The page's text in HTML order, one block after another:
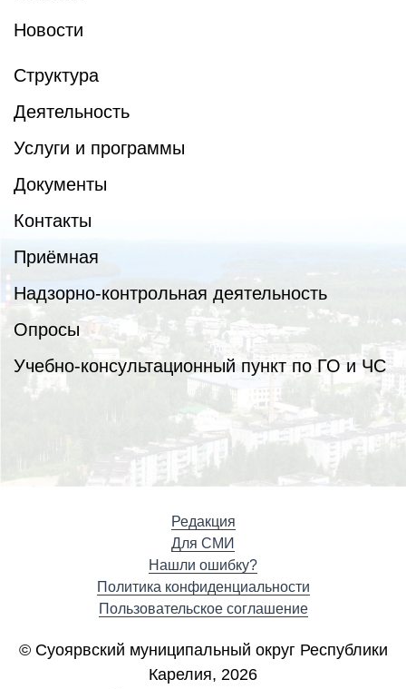
Новости
Структура
Деятельность
Услуги и программы
Документы
Контакты
Приёмная
Надзорно-контрольная деятельность
Опросы
Учебно-консультационный пункт по ГО и ЧС
Редакция
Для СМИ
Нашли ошибку?
Политика конфиденциальности
Пользовательское соглашение
© Суоярвский муниципальный округ Республики
Карелия, 2026